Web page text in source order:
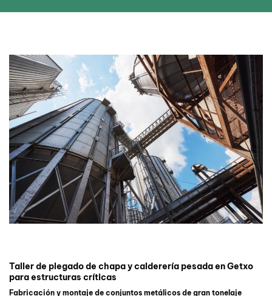
Taller de plegado de chapa y calderería pesada en Getxo
para estructuras críticas
Fabricación y montaje de conjuntos metálicos de gran tonelaje